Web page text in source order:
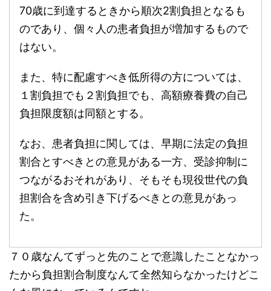
70歳に到達するときから順次2割負担となるも
のであり、個々人の患者負担が増加するもので
はない。
また、特に配慮すべき低所得の方については、
１割負担でも２割負担でも、高額療養費の自己
負担限度額は同額とする。
なお、患者負担に関しては、早期に法定の負担
割合とすべきとの意見がある一方、受診抑制に
つながるおそれがあり、そもそも現役世代の負
担割合を含め引き下げるべきとの意見があっ
た。
７０歳なんてずっと先のことで意識したことなかっ
たから負担割合制度なんて全然知らなかったけどこ